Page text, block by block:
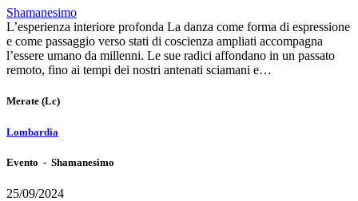
Shamanesimo
L’esperienza interiore profonda La danza come forma di espressione
e come passaggio verso stati di coscienza ampliati accompagna
l’essere umano da millenni. Le sue radici affondano in un passato
remoto, fino ai tempi dei nostri antenati sciamani e…
Merate (Lc)
Lombardia
Evento - Shamanesimo
25/09/2024